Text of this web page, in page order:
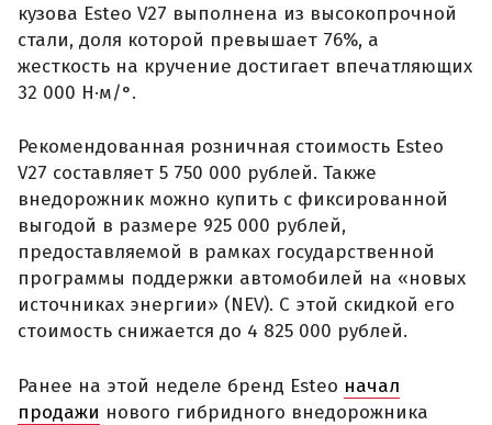
кузова Esteo V27 выполнена из высокопрочной
стали, доля которой превышает 76%, а
жесткость на кручение достигает впечатляющих
32 000 Н·м/°.
Рекомендованная розничная стоимость Esteo
V27 составляет 5 750 000 рублей. Также
внедорожник можно купить с фиксированной
выгодой в размере 925 000 рублей,
предоставляемой в рамках государственной
программы поддержки автомобилей на «новых
источниках энергии» (NEV). С этой скидкой его
стоимость снижается до 4 825 000 рублей.
Ранее на этой неделе бренд Esteo начал
продажи нового гибридного внедорожника